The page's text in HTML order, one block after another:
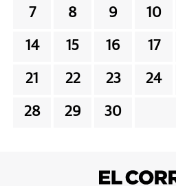
7 8 9 10
14 15 16 17
21 22 23 24
28 29 30